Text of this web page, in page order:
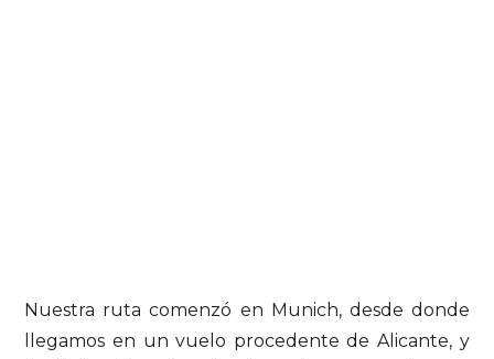
Nuestra ruta comenzó en Munich, desde donde
llegamos en un vuelo procedente de Alicante, y